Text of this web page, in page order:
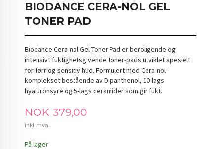
BIODANCE CERA-NOL GEL
TONER PAD
Biodance Cera-nol Gel Toner Pad er beroligende og
intensivt fuktighetsgivende toner-pads utviklet spesielt
for tørr og sensitiv hud. Formulert med Cera-nol-
komplekset bestående av D-panthenol, 10-lags
hyaluronsyre og 5-lags ceramider som gir fukt.
Pris
NOK 379,00
inkl. mva.
På lager